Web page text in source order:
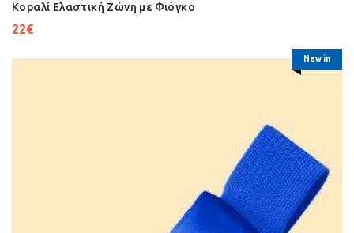
Κοραλί Ελαστική Ζώνη με Φιόγκo
22€
New in